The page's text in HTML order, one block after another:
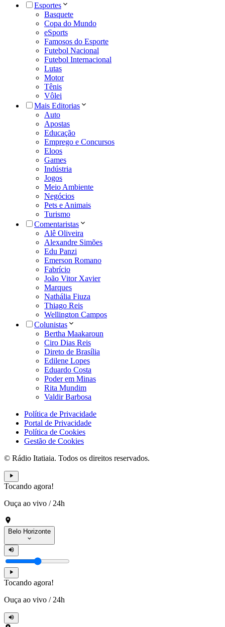
Esportes
Basquete
Copa do Mundo
eSports
Famosos do Esporte
Futebol Nacional
Futebol Internacional
Lutas
Motor
Tênis
Vôlei
Mais Editorias
Auto
Apostas
Educação
Emprego e Concursos
Eloos
Games
Indústria
Jogos
Meio Ambiente
Negócios
Pets e Animais
Turismo
Comentaristas
Alê Oliveira
Alexandre Simões
Edu Panzi
Emerson Romano
Fabrício
João Vitor Xavier
Marques
Nathália Fiuza
Thiago Reis
Wellington Campos
Colunistas
Bertha Maakaroun
Ciro Dias Reis
Direto de Brasília
Edilene Lopes
Eduardo Costa
Poder em Minas
Rita Mundim
Valdir Barbosa
Política de Privacidade
Portal de Privacidade
Política de Cookies
Gestão de Cookies
© Rádio Itatiaia. Todos os direitos reservados.
Tocando agora!
Ouça ao vivo / 24h
Belo Horizonte
Tocando agora!
Ouça ao vivo / 24h